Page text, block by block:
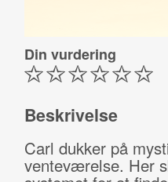
Din vurdering
Beskrivelse
Carl dukker på
venteværelse. Her